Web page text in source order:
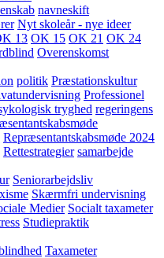
navneskift
Nyt skoleår - nye ideer
13 OK 15 OK 21 OK 24
Overenskomst
politik Præstationskultur
Professionel
tryghed regeringens
Repræsentantskabsmøde 2024
Rettestrategier samarbejde
Seniorarbejdsliv
Skærmfri undervisning
Medier Socialt taxameter
Studiepraktik
Taxameter